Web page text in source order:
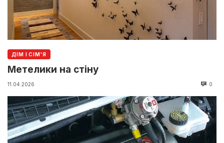
ДІМ І СІМ'Я
Метелики на стіну
11.04.2026 0